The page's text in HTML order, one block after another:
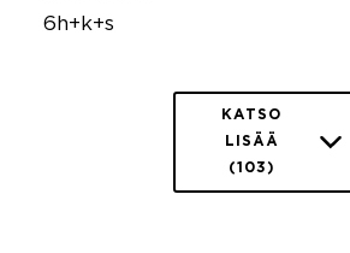
6h+k+s
KATSO
LISÄÄ
(103)